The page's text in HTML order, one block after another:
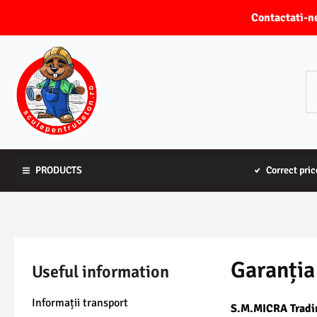
PRODUCTS Correct
PRODUCTS Correct
Useful information
Informații transport
S.M.MICRA